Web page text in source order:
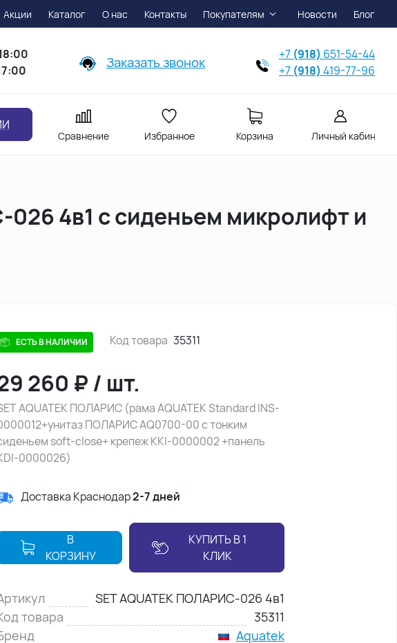
Акции Каталог О нас Контакты Покупателям Новости Блог
Заказать звонок +7 (918) 651-54-44
+7 (918) 419-77-96
Сравнение Избранное Корзина Личный кабинет
026 4в1 с сиденьем микролифт и
ЕСТЬ В НАЛИЧИИ Код товара 35311
260 ₽ / шт.
AQUATEK ПОЛАРИС (рама AQUATEK Standard INS-
ПОЛАРИС AQ0700-00 с тонким
soft-close+ крепеж KKI-0000002 +панель
0000026)
Доставка Краснодар2-7 дней
В
КОРЗИНУ
КУПИТЬ В 1
КЛИК
SET AQUATEK ПОЛАРИС-026 4в1
товара
35311
Aquatek